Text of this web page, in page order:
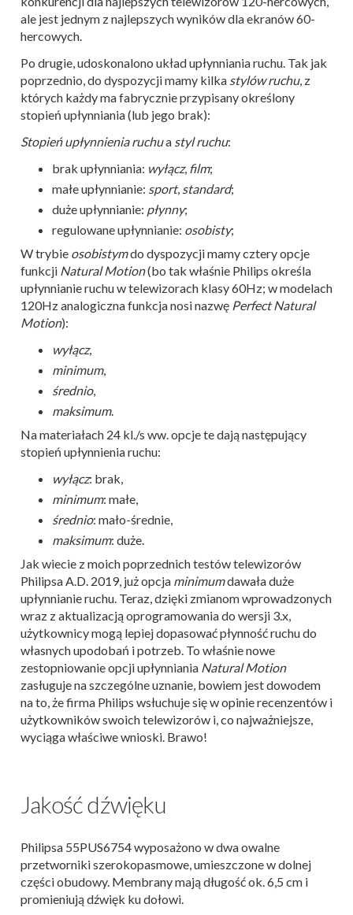
ale jest jednym z najlepszych wyników dla ekranów 60-
hercowych.
Po drugie, udoskonalono układ upłynniania ruchu. Tak jak
poprzednio, do dyspozycji mamy kilka stylów ruchu, z
których każdy ma fabrycznie przypisany określony
stopień upłynniania (lub jego brak):
Stopień upłynnienia ruchua styl ruchu:
brak upłynniania: wyłącz, film;
małe upłynnianie: sport, standard;
duże upłynnianie: płynny;
regulowane upłynnianie: osobisty;
W trybie osobistymdo dyspozycji mamy cztery opcje
funkcji Natural Motion(bo tak właśnie Philips określa
upłynnianie ruchu w telewizorach klasy 60Hz; w modelach
120Hz analogiczna funkcja nosi nazwę Perfect Natural
Motion):
wyłącz,
minimum,
średnio,
maksimum.
Na materiałach 24 kl./s ww. opcje te dają następujący
stopień upłynnienia ruchu:
wyłącz: brak,
minimum: małe,
średnio: mało-średnie,
maksimum: duże.
Jak wiecie z moich poprzednich testów telewizorów
Philipsa A.D. 2019, już opcja minimumdawała duże
upłynnianie ruchu. Teraz, dzięki zmianom wprowadzonych
wraz z aktualizacją oprogramowania do wersji 3.x,
użytkownicy mogą lepiej dopasować płynność ruchu do
własnych upodobań i potrzeb. To właśnie nowe
zestopniowanie opcji upłynniania Natural Motion
zasługuje na szczególne uznanie, bowiem jest dowodem
na to, że firma Philips wsłuchuje się w opinie recenzentów i
użytkowników swoich telewizorów i, co najważniejsze,
wyciąga właściwe wnioski. Brawo!
Jakość dźwięku
Philipsa 55PUS6754 wyposażono w dwa owalne
przetworniki szerokopasmowe, umieszczone w dolnej
części obudowy. Membrany mają długość ok. 6,5 cm i
promieniują dźwięk ku dołowi.